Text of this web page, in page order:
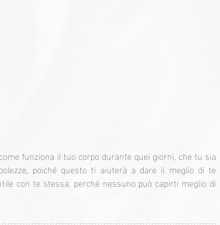
funziona il tuo corpo durante quei giorni, che tu sia
poiché questo ti aiuterà a dare il meglio di te
con te stessa, perché nessuno può capirti meglio di